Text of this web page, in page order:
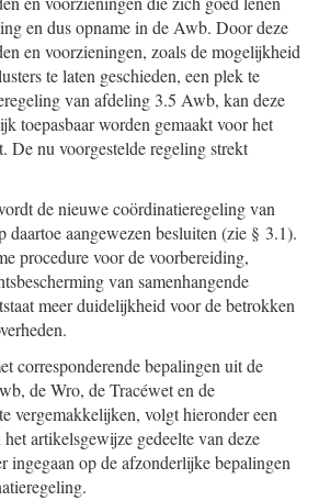
en dus opname in de Awb. Door deze
en voorzieningen, zoals de mogelijkheid
te laten geschieden, een plek te
van afdeling 3.5 Awb, kan deze
toepasbaar worden gemaakt voor het
De nu voorgestelde regeling strekt
de nieuwe coördinatieregeling van
daartoe aangewezen besluiten (zie § 3.1).
procedure voor de voorbereiding,
van samenhangende
meer duidelijkheid voor de betrokken
corresponderende bepalingen uit de
de Wro, de Tracéwet en de
vergemakkelijken, volgt hieronder een
artikelsgewijze gedeelte van deze
ingegaan op de afzonderlijke bepalingen